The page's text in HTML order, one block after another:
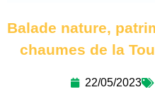
Balade nature,
chaumes de la
22/05/2023